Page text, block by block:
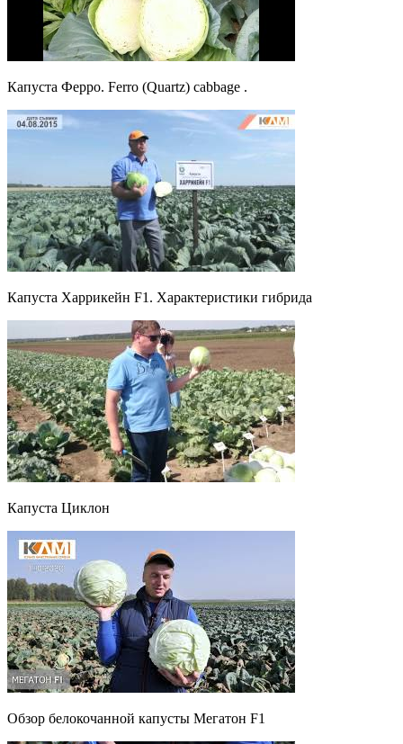
Капуста Ферро. Ferro (Quartz) cabbage .
Капуста Харрикейн F1. Характеристики гибрида
Капуста Циклон
Обзор белокочанной капусты Мегатон F1